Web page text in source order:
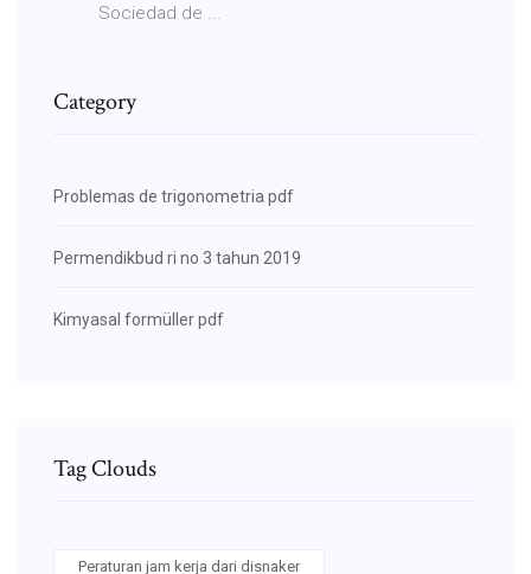
Sociedad de ...
Category
Problemas de trigonometria pdf
Permendikbud ri no 3 tahun 2019
Kimyasal formüller pdf
Tag Clouds
Peraturan jam kerja dari disnaker